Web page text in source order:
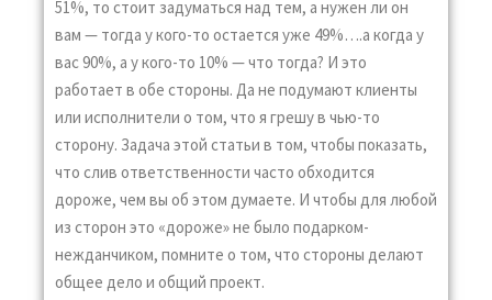
51%, то стоит задуматься над тем, а нужен ли он
вам — тогда у кого-то остается уже 49%….а когда у
вас 90%, а у кого-то 10% — что тогда? И это
работает в обе стороны. Да не подумают клиенты
или исполнители о том, что я грешу в чью-то
сторону. Задача этой статьи в том, чтобы показать,
что слив ответственности часто обходится
дороже, чем вы об этом думаете. И чтобы для любой
из сторон это «дороже» не было подарком-
нежданчиком, помните о том, что стороны делают
общее дело и общий проект.